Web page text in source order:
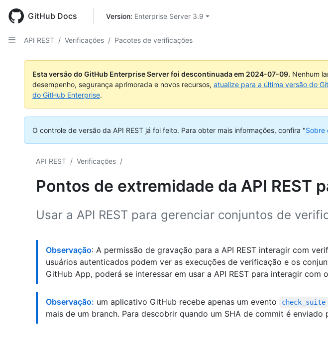
main
content
GitHub Docs Version: Enterprise Server 3.9
API REST / Verificações / Pacotes de verificações
Esta versão do GitHub Enterprise Server foi descontinuada em 2024-07-09. Nenhum
desempenho, segurança aprimorada e novos recursos, atualize para a última versão do
do GitHub Enterprise.
O controle de versão da API REST já foi feito. Para obter mais informações, confira "Sobre
API REST / Verificações /
Pontos de extremidade da API REST
Usar a API REST para gerenciar conjuntos de
Observação: A permissão de gravação para a API REST interagir com
usuários autenticados podem ver as execuções de verificação e os
GitHub App, poderá se interessar em usar a API REST para interagir com
Observação: um aplicativo GitHub recebe apenas um evento check_suite
mais de um branch. Para descobrir quando um SHA de commit é
Nome,
Tipo,
Descrição
Nome,
Tipo,
Descrição
Nome,
Tipo,
Descrição
Nome,
Tipo,
Descrição
Nome,
Tipo,
Descrição
Nome,
Tipo,
Descrição
Nome,
Tipo,
Descrição
Nome,
Tipo,
Descrição
Nome,
Tipo,
Descrição
Nome,
Tipo,
Descrição
Nome,
Tipo,
Descrição
Nome,
Tipo,
Descrição
Nome,
Tipo,
Descrição